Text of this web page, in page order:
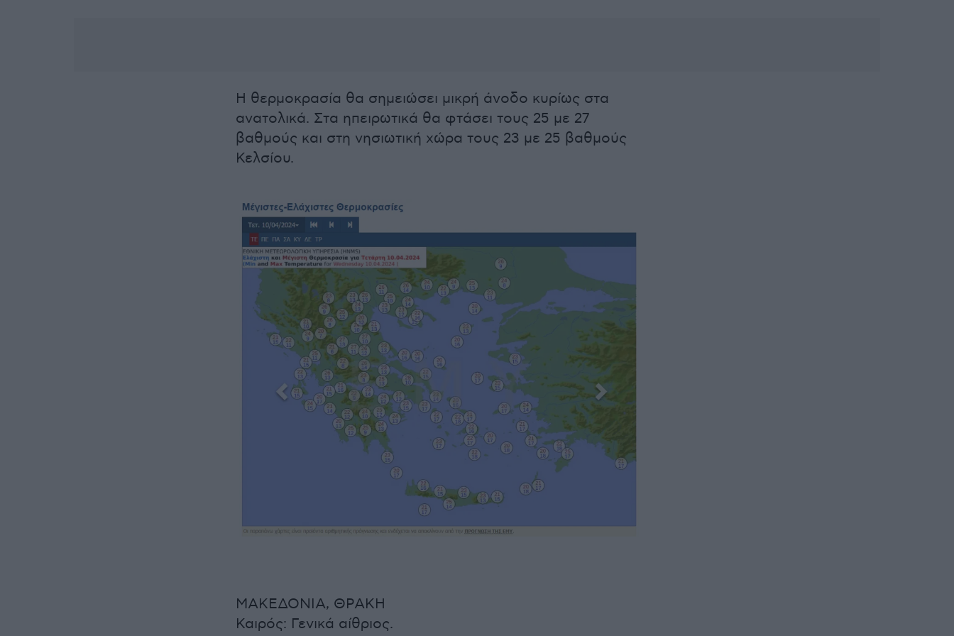
Η θερμοκρασία θα σημειώσει μικρή άνοδο κυρίως στα
ανατολικά. Στα ηπειρωτικά θα φτάσει τους 25 με 27
βαθμούς και στη νησιωτική χώρα τους 23 με 25 βαθμούς
Κελσίου.
ΜΑΚΕΔΟΝΙΑ, ΘΡΑΚΗ
Καιρός: Γενικά αίθριος.